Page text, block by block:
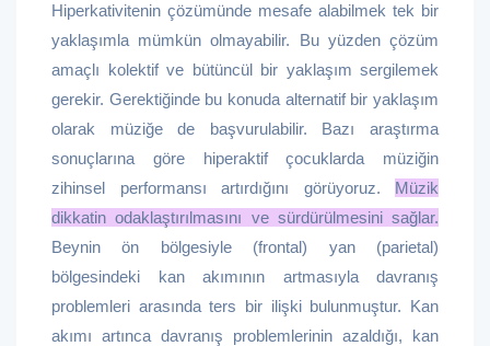
Hiperkativitenin çözümünde mesafe alabilmek tek bir
yaklaşımla mümkün olmayabilir. Bu yüzden çözüm
amaçlı kolektif ve bütüncül bir yaklaşım sergilemek
gerekir. Gerektiğinde bu konuda alternatif bir yaklaşım
olarak müziğe de başvurulabilir. Bazı araştırma
sonuçlarına göre hiperaktif çocuklarda müziğin
zihinsel performansı artırdığını görüyoruz. Müzik
dikkatin odaklaştırılmasını ve sürdürülmesini sağlar.
Beynin ön bölgesiyle (frontal) yan (parietal)
bölgesindeki kan akımının artmasıyla davranış
problemleri arasında ters bir ilişki bulunmuştur. Kan
akımı artınca davranış problemlerinin azaldığı, kan